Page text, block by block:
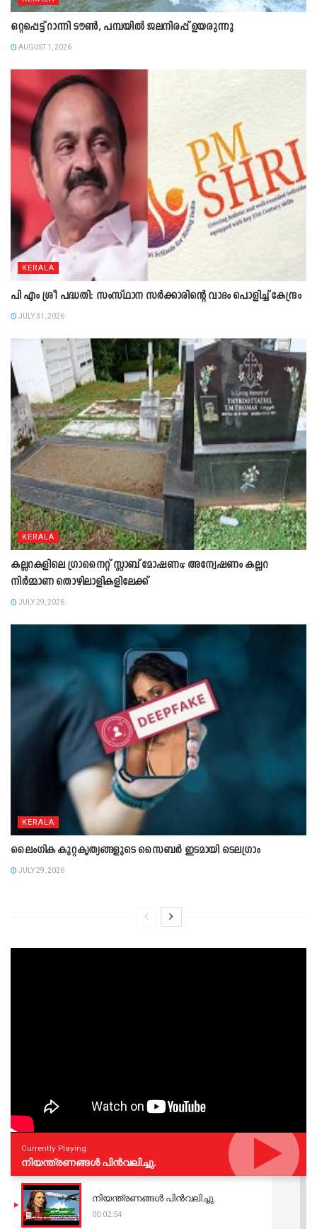
ഒറ്റപ്പെട്ട് റാന്നി ടൗൺ, പമ്പയിൽ ജലനിരപ്പ് ഉയരുന്നു
AUGUST 1, 2026
KERALA
പി എം ശ്രീ പദ്ധതി: സംസ്ഥാന സർക്കാരിന്റെ വാദം പൊളിച്ച് കേന്ദ്രം
JULY 31, 2026
KERALA
കല്ലറകളിലെ ഗ്രാനൈറ്റ് സ്ലാബ് മോഷണം; അന്വേഷണം കല്ലറ
നിർമ്മാണ തൊഴിലാളികളിലേക്ക്
JULY 29, 2026
KERALA
ലൈംഗിക കുറ്റകൃത്യങ്ങളുടെ സൈബർ ഇടമായി ടെലഗ്രാം
JULY 29, 2026
Currently Playing
നിയന്ത്രണങ്ങള്‍ പിന്‍വലിച്ചു.
നിയന്ത്രണങ്ങള്‍ പിന്‍വലിച്ചു.
00:02:54